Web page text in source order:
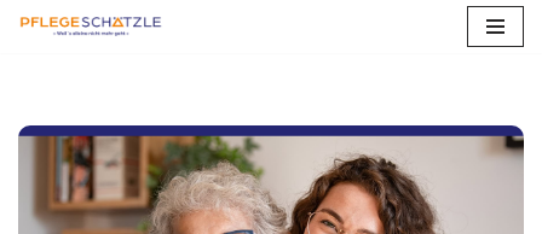
springen